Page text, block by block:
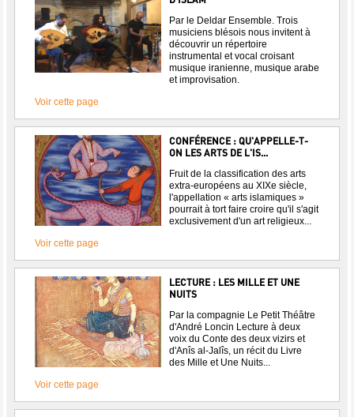
Par le Deldar Ensemble. Trois
musiciens blésois nous invitent à
découvrir un répertoire
instrumental et vocal croisant
musique iranienne, musique arabe
et improvisation.
Voir cette page
CONFÉRENCE : QU'APPELLE-T-
ON LES ARTS DE L'IS...
Fruit de la classification des arts
extra-européens au XIXe siècle,
l'appellation « arts islamiques »
pourrait à tort faire croire qu'il s'agit
exclusivement d'un art religieux...
Voir cette page
LECTURE : LES MILLE ET UNE
NUITS
Par la compagnie Le Petit Théâtre
d'André Loncin Lecture à deux
voix du Conte des deux vizirs et
d'Anîs al-Jalîs, un récit du Livre
des Mille et Une Nuits...
Voir cette page